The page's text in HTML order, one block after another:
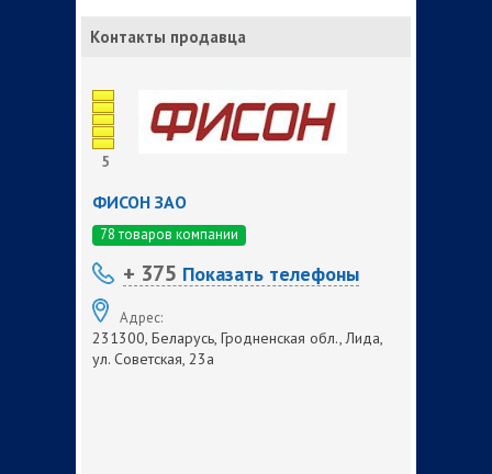
Контакты продавца
5
ФИСОН ЗАО
78 товаров компании
+ 375 Показать телефоны
Адрес:
231300, Беларусь, Гродненская обл., Лида,
ул. Советская, 23а